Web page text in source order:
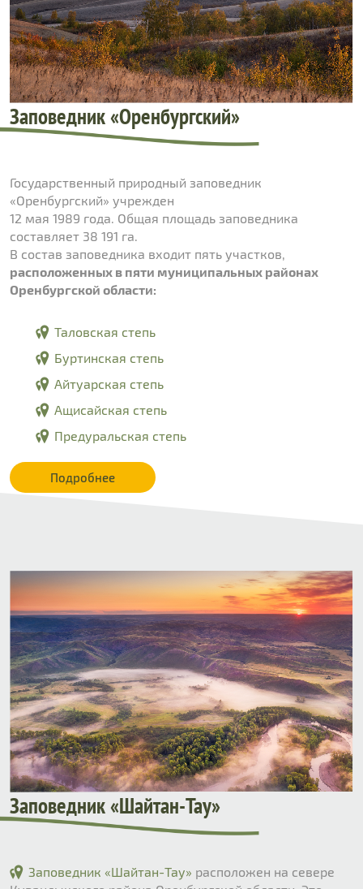
Заповедник «Оренбургский»
Государственный природный заповедник
«Оренбургский» учрежден
12 мая 1989 года. Общая площадь заповедника
составляет 38 191 га.
В состав заповедника входит пять участков,
расположенных в пяти муниципальных районах
Оренбургской области:
Таловская степь
Буртинская степь
Айтуарская степь
Ащисайская степь
Предуральская степь
Подробнее
Заповедник «Шайтан-Тау»
Заповедник «Шайтан-Тау» расположен на севере